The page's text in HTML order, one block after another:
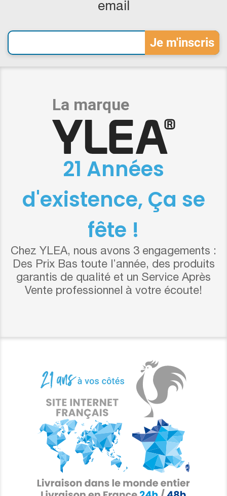
email
21 Années
d'existence, Ça se
fête !
Chez YLEA, nous avons 3 engagements :
Des Prix Bas toute l’année, des produits
garantis de qualité et un Service Après
Vente professionnel à votre écoute!